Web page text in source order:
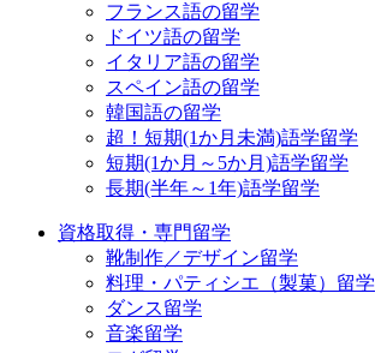
フランス語の留学
ドイツ語の留学
イタリア語の留学
スペイン語の留学
韓国語の留学
超！短期(1か月未満)語学留学
短期(1か月～5か月)語学留学
長期(半年～1年)語学留学
資格取得・専門留学
靴制作／デザイン留学
料理・パティシエ（製菓）留学
ダンス留学
音楽留学